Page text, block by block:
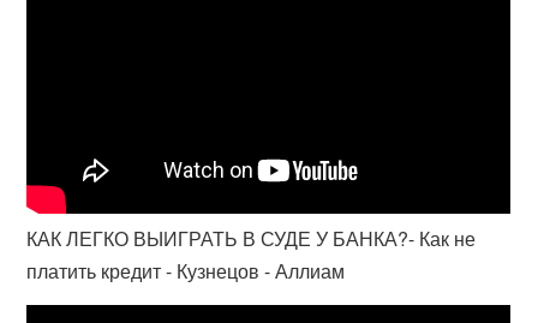
КАК ЛЕГКО ВЫИГРАТЬ В СУДЕ У БАНКА?- Как не
платить кредит - Кузнецов - Аллиам